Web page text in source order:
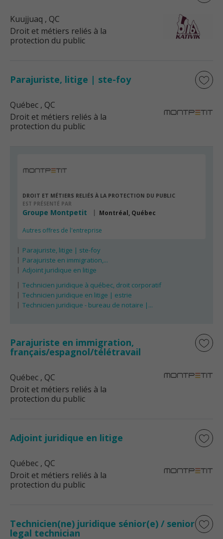
Kuujjuaq , QC
Droit et métiers reliés à la
protection du public
Parajuriste, litige | ste-foy
Québec , QC
Droit et métiers reliés à la
protection du public
DROIT ET MÉTIERS RELIÉS À LA PROTECTION DU PUBLIC
EST PRÉSENTÉ PAR
Groupe Montpetit Montréal, Québec
Autres offres de l'entreprise
Parajuriste, litige | ste-foy
Parajuriste en immigration,...
Adjoint juridique en litige
Technicien juridique à québec, droit corporatif
Technicien juridique en litige | estrie
Technicien juridique - bureau de notaire |...
Parajuriste en immigration,
français/espagnol/télétravail
Québec , QC
Droit et métiers reliés à la
protection du public
Adjoint juridique en litige
Québec , QC
Droit et métiers reliés à la
protection du public
Technicien(ne) juridique sénior(e) / senior
legal technician